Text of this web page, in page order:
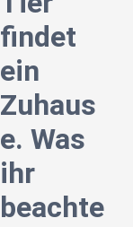
findet
ein
Zuhaus
e. Was
ihr
beachte